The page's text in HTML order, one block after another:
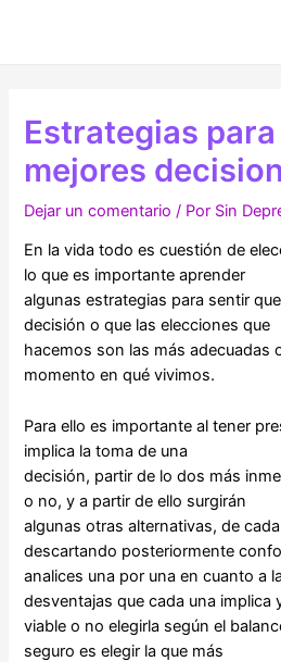
Estrategias
mejores
Dejar un comentario / Por Sin
En la vida todo es cuestión de
lo que es importante aprender
algunas estrategias para sentir
decisión o que las elecciones que
hacemos son las más adecuadas
momento en qué vivimos.
Para ello es importante al tener
implica la toma de una
decisión, partir de lo dos más
o no, y a partir de ello surgirán
algunas otras alternativas, de
descartando posteriormente
analices una por una en cuanto a
desventajas que cada una implica
viable o no elegirla según el
seguro es elegir la que más